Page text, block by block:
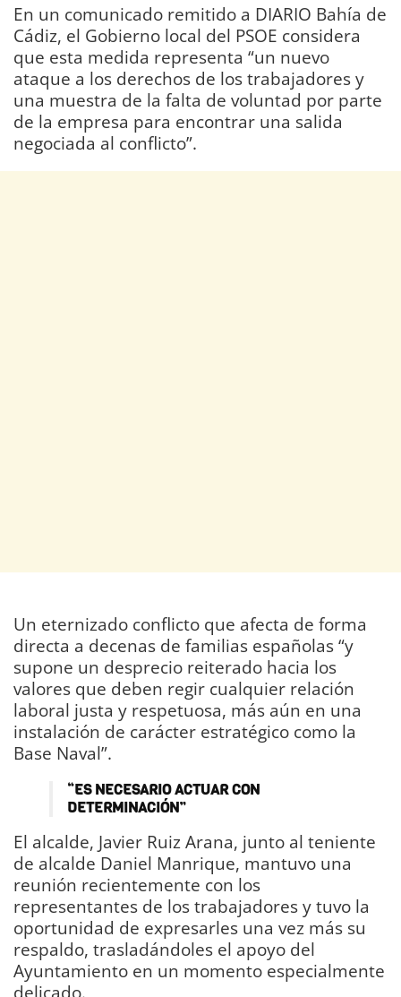
En un comunicado remitido a DIARIO Bahía de
Cádiz, el Gobierno local del PSOE considera
que esta medida representa “un nuevo
ataque a los derechos de los trabajadores y
una muestra de la falta de voluntad por parte
de la empresa para encontrar una salida
negociada al conflicto”.
Un eternizado conflicto que afecta de forma
directa a decenas de familias españolas “y
supone un desprecio reiterado hacia los
valores que deben regir cualquier relación
laboral justa y respetuosa, más aún en una
instalación de carácter estratégico como la
Base Naval”.
“ES NECESARIO ACTUAR CON
DETERMINACIÓN”
El alcalde, Javier Ruiz Arana, junto al teniente
de alcalde Daniel Manrique, mantuvo una
reunión recientemente con los
representantes de los trabajadores y tuvo la
oportunidad de expresarles una vez más su
respaldo, trasladándoles el apoyo del
Ayuntamiento en un momento especialmente
delicado.